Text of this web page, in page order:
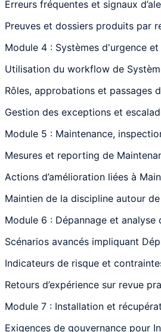
Erreurs fréquentes et signaux
Preuves et dossiers produits par
Module 4 : Systèmes d'urgence
Utilisation du workflow de
Rôles, approbations et passages
Gestion des exceptions et
Module 5 : Maintenance,
Mesures et reporting de
Actions d’amélioration liées à
Maintien de la discipline autour
Module 6 : Dépannage et
Scénarios avancés impliquant
Indicateurs de risque et
Retours d’expérience sur revue
Module 7 : Installation et
Exigences de gouvernance pour